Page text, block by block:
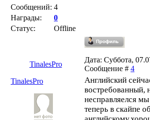
Сообщений: 4
Награды:
0
Статус:
Offline
TinalesPro
Дата: Суббота,
Сообщение # 4
TinalesPro
Английский
востребованный,
несправляелся
теперь в скайпе